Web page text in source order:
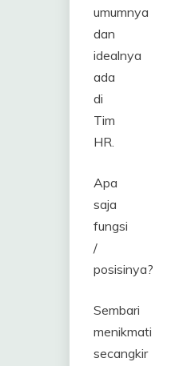
umumnya
dan
idealnya
ada
di
Tim
HR.
Apa
saja
fungsi
/
posisinya?
Sembari
menikmati
secangkir